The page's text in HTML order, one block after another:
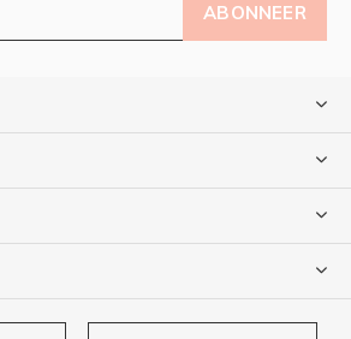
ABONNEER